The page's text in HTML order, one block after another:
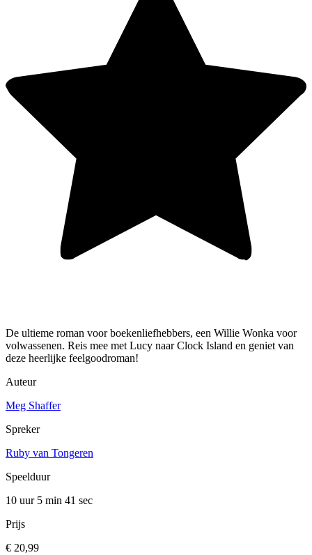
De ultieme roman voor boekenliefhebbers, een Willie Wonka voor
volwassenen. Reis mee met Lucy naar Clock Island en geniet van
deze heerlijke feelgoodroman!
Auteur
Meg Shaffer
Spreker
Ruby van Tongeren
Speelduur
10 uur 5 min 41 sec
Prijs
€ 20,99